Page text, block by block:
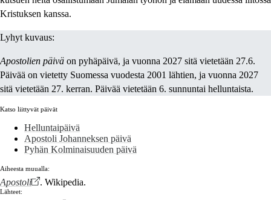
Kristuksen kanssa.
Lyhyt kuvaus:
Apostolien päivä on pyhäpäivä, ja vuonna 2027 sitä vietetään 27.6.
Päivää on vietetty Suomessa vuodesta 2001 lähtien, ja vuonna 2027
sitä vietetään 27. kerran. Päivää vietetään 6. sunnuntai helluntaista.
Katso liittyvät päivät
Helluntaipäivä
Apostoli Johanneksen päivä
Pyhän Kolminaisuuden päivä
Aiheesta muualla:
Apostoli . Wikipedia.
Lähteet: